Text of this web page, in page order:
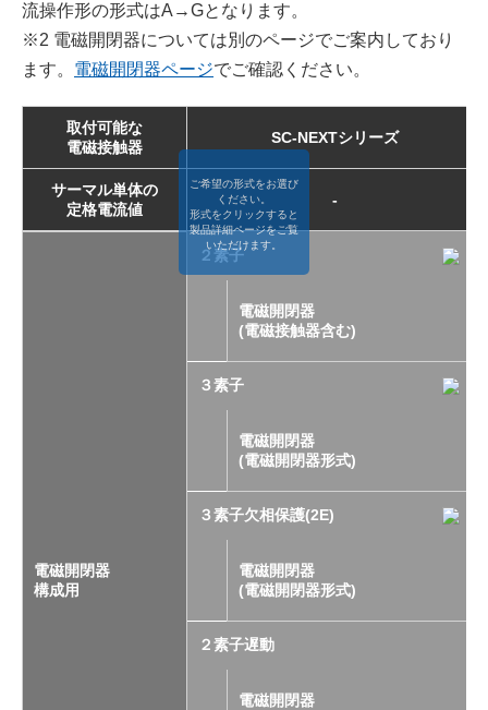
低圧受配電機器
高圧受配電機器
エネルギー管理機器
FAサポート・お問い合わせ
流操作形の形式はA→Gとなります。
※2 電磁開閉器については別のページでご案内しており
ます。 電磁開閉器ページでご確認ください。
取付可能な
電磁接触器
SC-NEXTシリーズ
サーマル単体の
定格電流値
-
電磁開閉器
構成用
２素子
電磁開閉器
(電磁接触器含む)
３素子
電磁開閉器
(電磁開閉器形式)
３素子欠相保護(2E)
電磁開閉器
(電磁開閉器形式)
２素子遅動
電磁開閉器
ご希望の形式をお選び
ください。
形式をクリックすると
製品詳細ページをご覧
いただけます。